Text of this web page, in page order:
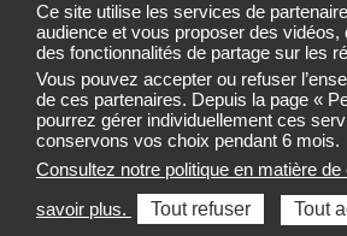
Ce site utilise les services de
audience et vous proposer des vidéos,
des fonctionnalités de partage sur les
Vous pouvez accepter ou refuser
de ces partenaires. Depuis la page «
pourrez gérer individuellement ces
conservons vos choix pendant 6 mois.
Consultez notre politique en matière
savoir plus.
Tout refuser Tout
Données personnelles et cookies
Gestion des cookies
Sélectionnez une région pour accéder au
régionale de santé